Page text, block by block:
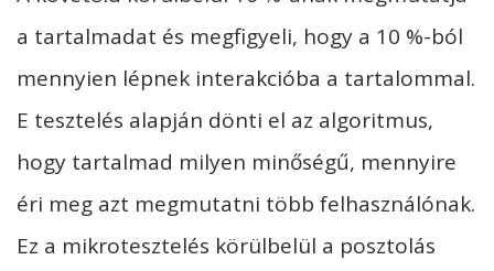
a tartalmadat és megfigyeli, hogy a 10 %-ból
mennyien lépnek interakcióba a tartalommal.
E tesztelés alapján dönti el az algoritmus,
hogy tartalmad milyen minőségű, mennyire
éri meg azt megmutatni több felhasználónak.
Ez a mikrotesztelés körülbelül a posztolás